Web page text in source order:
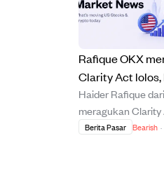
Rafique OKX
Clarity Act lolos,
bitcoin sudah
mencerminkan
Haider Rafique
meragukan Clarity
penting pasar
Berita Pasar Bearish ·